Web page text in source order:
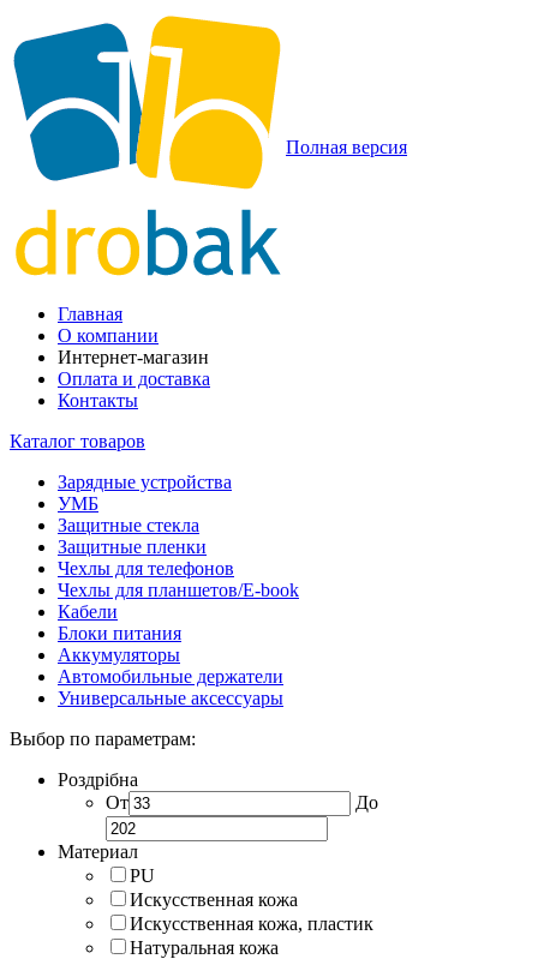
Полная версия
Главная
О компании
Интернет-магазин
Оплата и доставка
Контакты
Каталог товаров
Зарядные устройства
УМБ
Защитные стекла
Защитные пленки
Чехлы для телефонов
Чехлы для планшетов/E-book
Кабели
Блоки питания
Аккумуляторы
Автомобильные держатели
Универсальные аксессуары
Выбор по параметрам:
Роздрібна
От
До
Материал
PU
Искусственная кожа
Искусственная кожа, пластик
Натуральная кожа